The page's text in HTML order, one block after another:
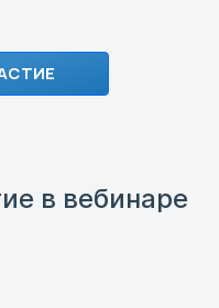
в вебинаре